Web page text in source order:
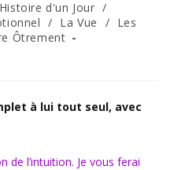
Histoire d'un Jour /
/ La Vue / Les
Ôtrement
à lui tout seul, avec
de l’intuition. Je vous ferai